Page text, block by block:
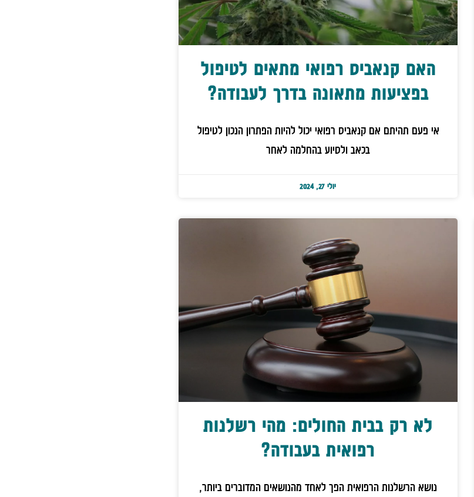
האם קנאביס רפואי מתאים לטיפול
בפציעות מתאונה בדרך לעבודה?
אי פעם תהיתם אם קנאביס רפואי יכול להיות הפתרון הנכון לטיפול
בכאב ולסיוע בהחלמה לאחר
יולי 27, 2024
לא רק בבית החולים: מהי רשלנות
רפואית בעבודה?
נושא הרשלנות הרפואית הפך לאחד מהנושאים המדוברים ביותר,